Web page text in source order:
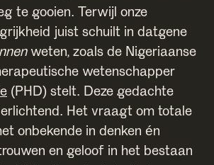
te gooien. Terwijl onze
juist schuilt in datgene
weten, zoals de Nigeriaanse
wetenschapper
(PHD) stelt. Deze gedachte
Het vraagt om totale
onbekende in denken én
en geloof in het bestaan